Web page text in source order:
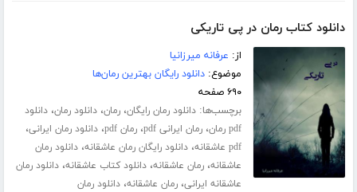
دانلود کتاب رمان در پی تاریکی
از: عرفانه میرزانیا
موضوع:دانلود رایگان بهترین رمان‌ها
۶۹۰ صفحه
برچسب‌ها:دانلود رمان رایگان،رمان،دانلود رمان،دانلود
pdf رمان
،رمان ایرانی pdf ،رمان pdf ،دانلود رمان ایرانی،
pdf عاشقانه ،دانلود رایگان رمان عاشقانه،دانلود رمان
عاشقانه،رمان عاشقانه،دانلود کتاب عاشقانه،دانلود رمان
عاشقانه ایرانی،رمان عاشقانه،دانلود رمان